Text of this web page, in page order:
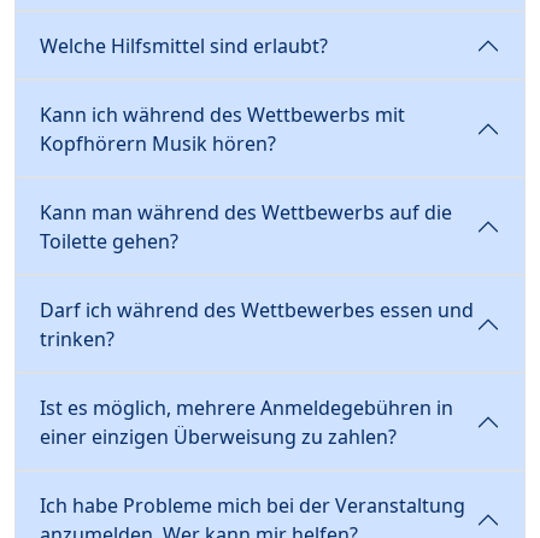
Welche Hilfsmittel sind erlaubt?
Kann ich während des Wettbewerbs mit
Kopfhörern Musik hören?
Kann man während des Wettbewerbs auf die
Toilette gehen?
Darf ich während des Wettbewerbes essen und
trinken?
Ist es möglich, mehrere Anmeldegebühren in
einer einzigen Überweisung zu zahlen?
Ich habe Probleme mich bei der Veranstaltung